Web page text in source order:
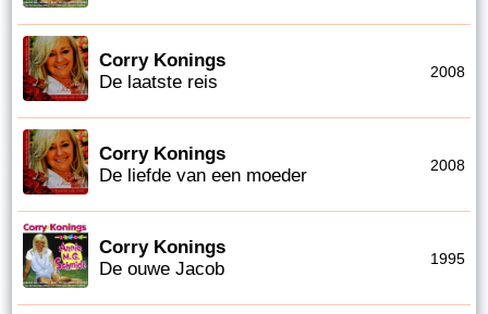
Corry Konings
De laatste reis
2008
Corry Konings
De liefde van een moeder
2008
Corry Konings
De ouwe Jacob
1995